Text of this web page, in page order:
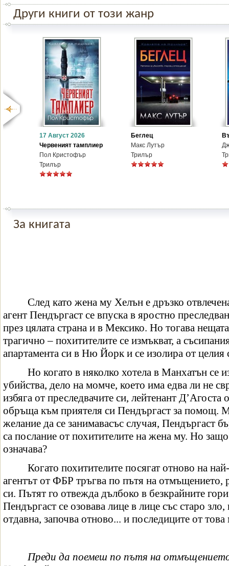
Други книги от този жанр
17 Август 2026
Червеният тамплиер
Пол Кристофър
Трилър
Беглец
Макс Лутър
Трилър
За книгата
След като жена му Хелън е дръзко
агент Пендъргаст се впуска в яростно
през цялата страна и в Мексико. Но тогава
трагично – похитителите се измъкват, а
апартамента си в Ню Йорк и се изолира от целия
Но когато в няколко хотела в Манхатън се
убийства, дело на момче, което има едва ли не
избяга от преследвачите си, лейтенант
обръща към приятеля си Пендъргаст за помощ.
желание да се занимавасъс случая, Пендъргаст
са послание от похитителите на жена му. Но
означава?
Когато похитителите посягат отново на
агентът от ФБР тръгва по пътя на
си. Пътят го отвежда дълбоко в безкрайните
Пендъргаст се озовава лице в лице със старо
отдавна, започва отново... и последиците от това
Преди да поемеш по пътя на